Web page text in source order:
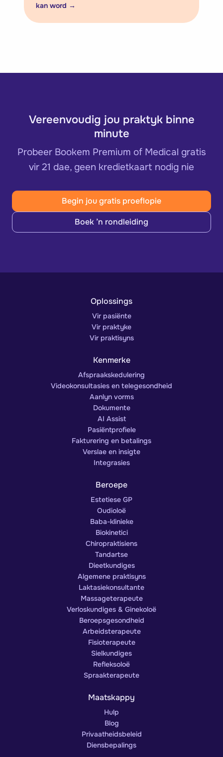
kan word →
Vereenvoudig jou praktyk binne
minute
Probeer Bookem Premium of Medical gratis
vir 21 dae, geen kredietkaart nodig nie
Begin jou gratis proeflopie
Boek ’n rondleiding
Oplossings
Vir pasiënte
Vir praktyke
Vir praktisyns
Kenmerke
Afspraakskedulering
Videokonsultasies en telegesondheid
Aanlyn vorms
Dokumente
AI Assist
Pasiëntprofiele
Fakturering en betalings
Verslae en insigte
Integrasies
Beroepe
Estetiese GP
Oudioloë
Baba-klinieke
Biokinetici
Chiropraktisiens
Tandartse
Dieetkundiges
Algemene praktisyns
Laktasiekonsultante
Massageterapeute
Verloskundiges & Ginekoloë
Beroepsgesondheid
Arbeidsterapeute
Fisioterapeute
Sielkundiges
Refleksoloë
Spraakterapeute
Maatskappy
Hulp
Blog
Privaatheidsbeleid
Diensbepalings